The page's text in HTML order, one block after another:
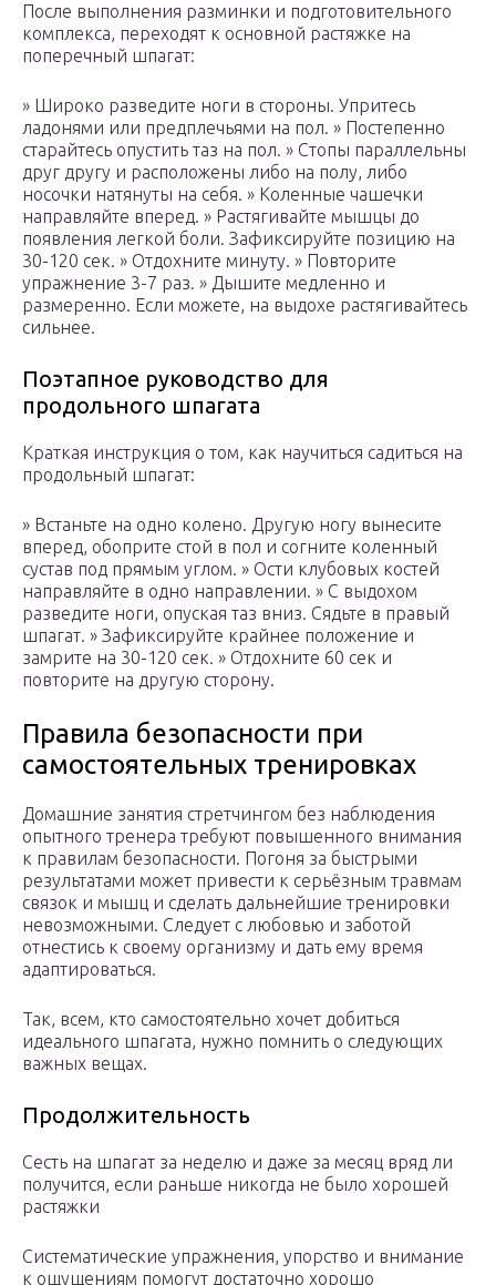
После выполнения разминки и подготовительного
комплекса, переходят к основной растяжке на
поперечный шпагат:
» Широко разведите ноги в стороны. Упритесь
ладонями или предплечьями на пол. » Постепенно
старайтесь опустить таз на пол. » Стопы параллельны
друг другу и расположены либо на полу, либо
носочки натянуты на себя. » Коленные чашечки
направляйте вперед. » Растягивайте мышцы до
появления легкой боли. Зафиксируйте позицию на
30-120 сек. » Отдохните минуту. » Повторите
упражнение 3-7 раз. » Дышите медленно и
размеренно. Если можете, на выдохе растягивайтесь
сильнее.
Поэтапное руководство для
продольного шпагата
Краткая инструкция о том, как научиться садиться на
продольный шпагат:
» Встаньте на одно колено. Другую ногу вынесите
вперед, обоприте стой в пол и согните коленный
сустав под прямым углом. » Ости клубовых костей
направляйте в одно направлении. » С выдохом
разведите ноги, опуская таз вниз. Сядьте в правый
шпагат. » Зафиксируйте крайнее положение и
замрите на 30-120 сек. » Отдохните 60 сек и
повторите на другую сторону.
Правила безопасности при
самостоятельных тренировках
Домашние занятия стретчингом без наблюдения
опытного тренера требуют повышенного внимания
к правилам безопасности. Погоня за быстрыми
результатами может привести к серьёзным травмам
связок и мышц и сделать дальнейшие тренировки
невозможными. Следует с любовью и заботой
отнестись к своему организму и дать ему время
адаптироваться.
Так, всем, кто самостоятельно хочет добиться
идеального шпагата, нужно помнить о следующих
важных вещах.
Продолжительность
Сесть на шпагат за неделю и даже за месяц вряд ли
получится, если раньше никогда не было хорошей
растяжки
Систематические упражнения, упорство и внимание
к ощущениям помогут достаточно хорошо